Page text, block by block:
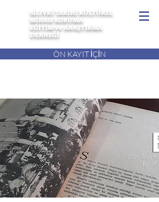
SİLİVRİ TARİHİ KÜLTÜREL
MİRASI KORUMA
EĞİTİM ve ARAŞTIRMA
DERNEĞİ
ÖN KAYIT İÇİN